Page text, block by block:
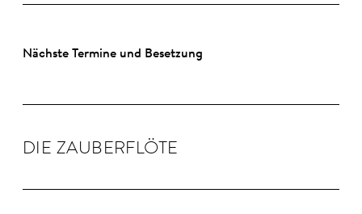
Nächste Termine und Besetzung
DIE ZAU­BER­FLÖTE